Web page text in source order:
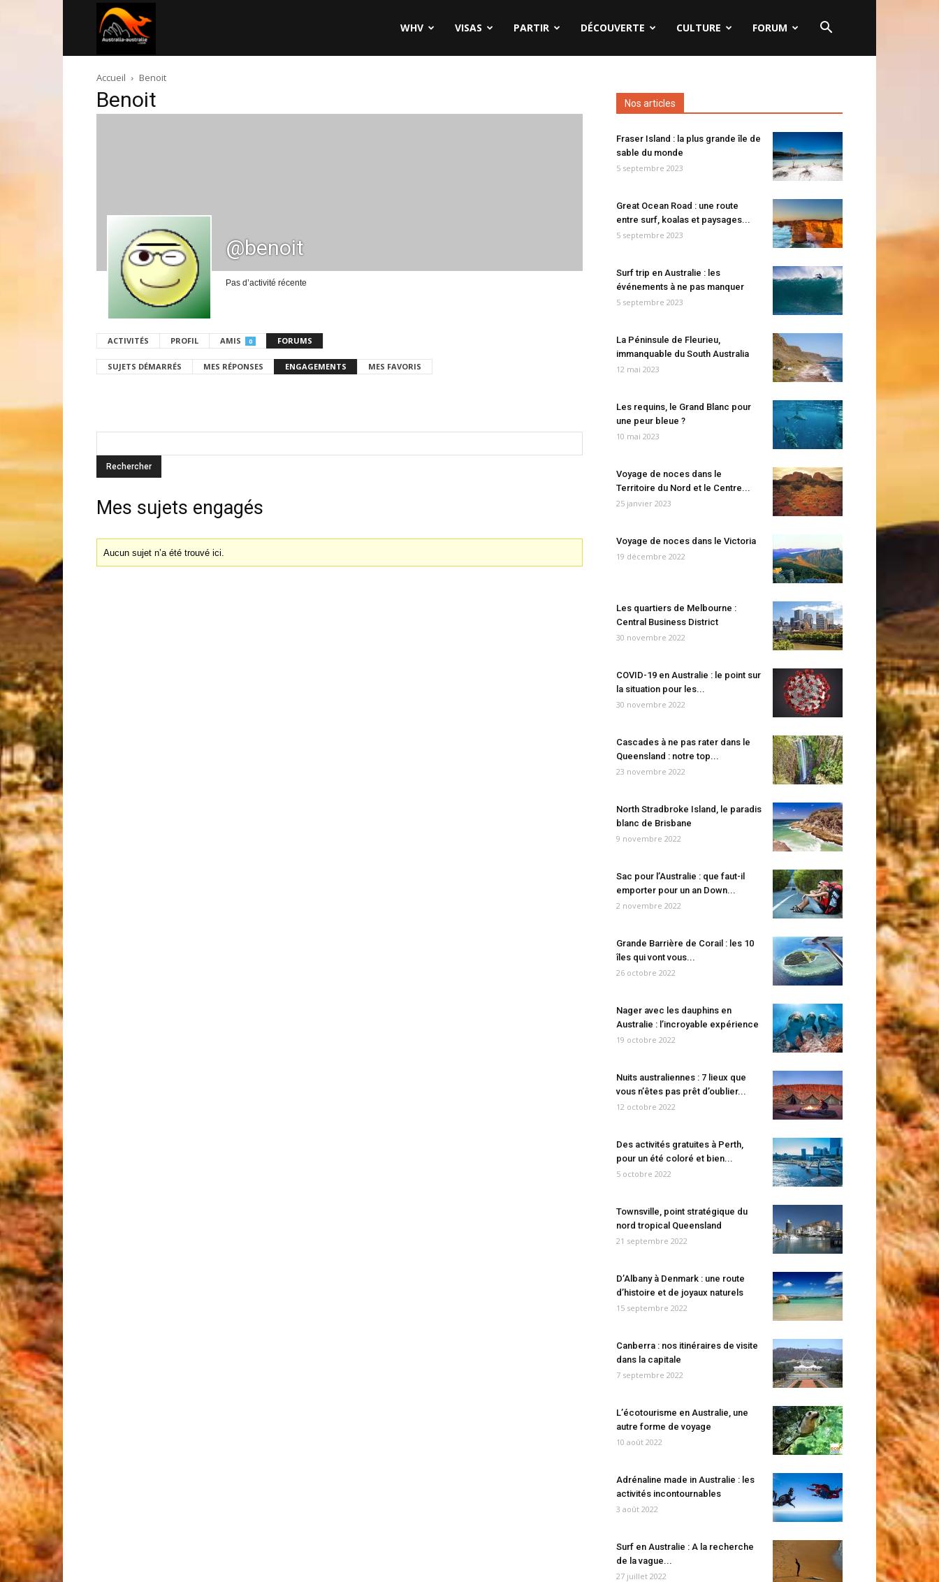
australie.com
WHV VISAS PARTIR DÉCOUVERTE CULTURE FORUM
Accueil Benoit
Benoit
@benoit
Pas d’activité récente
ACTIVITÉS PROFIL AMIS 0 FORUMS
SUJETS DÉMARRÉS MES RÉPONSES ENGAGEMENTS MES FAVORIS
Mes sujets engagés
Aucun sujet n’a été trouvé ici.
Nos articles
Fraser Island : la plus grande île de
sable du monde
5 septembre 2023
Great Ocean Road : une route
entre surf, koalas et paysages...
5 septembre 2023
Surf trip en Australie : les
événements à ne pas manquer
5 septembre 2023
La Péninsule de Fleurieu,
immanquable du South Australia
12 mai 2023
Les requins, le Grand Blanc pour
une peur bleue ?
10 mai 2023
Voyage de noces dans le
Territoire du Nord et le Centre...
25 janvier 2023
Voyage de noces dans le Victoria
19 décembre 2022
Les quartiers de Melbourne :
Central Business District
30 novembre 2022
COVID-19 en Australie : le point sur
la situation pour les...
30 novembre 2022
Cascades à ne pas rater dans le
Queensland : notre top...
23 novembre 2022
North Stradbroke Island, le paradis
blanc de Brisbane
9 novembre 2022
Sac pour l’Australie : que faut-il
emporter pour un an Down...
2 novembre 2022
Grande Barrière de Corail : les 10
îles qui vont vous...
26 octobre 2022
Nager avec les dauphins en
Australie : l’incroyable expérience
19 octobre 2022
Nuits australiennes : 7 lieux que
vous n’êtes pas prêt d’oublier...
12 octobre 2022
Des activités gratuites à Perth,
pour un été coloré et bien...
5 octobre 2022
Townsville, point stratégique du
nord tropical Queensland
21 septembre 2022
D’Albany à Denmark : une route
d’histoire et de joyaux naturels
15 septembre 2022
Canberra : nos itinéraires de visite
dans la capitale
7 septembre 2022
L’écotourisme en Australie, une
autre forme de voyage
10 août 2022
Adrénaline made in Australie : les
activités incontournables
3 août 2022
Surf en Australie : A la recherche
de la vague...
27 juillet 2022